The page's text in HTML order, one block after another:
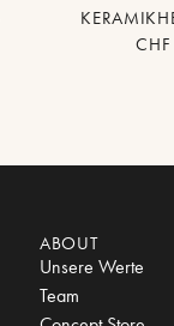
CHF
ABOUT
Unsere Werte
Team